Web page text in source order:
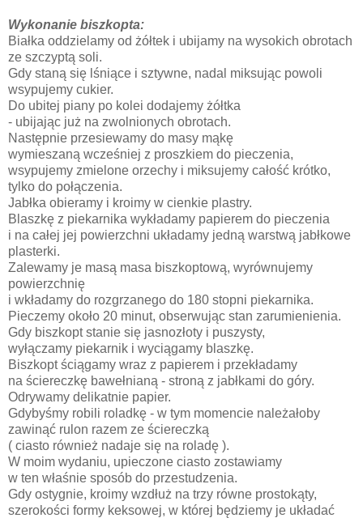
Wykonanie biszkopta:
Białka oddzielamy od żółtek i ubijamy na wysokich obrotach
ze szczyptą soli.
Gdy staną się lśniące i sztywne, nadal miksując powoli
wsypujemy cukier.
Do ubitej piany po kolei dodajemy żółtka
- ubijając już na zwolnionych obrotach.
Następnie przesiewamy do masy mąkę
wymieszaną wcześniej z proszkiem do pieczenia,
wsypujemy zmielone orzechy i miksujemy całość krótko,
tylko do połączenia.
Jabłka obieramy i kroimy w cienkie plastry.
Blaszkę z piekarnika wykładamy papierem do pieczenia
i na całej jej powierzchni układamy jedną warstwą jabłkowe
plasterki.
Zalewamy je masą masa biszkoptową, wyrównujemy
powierzchnię
i wkładamy do rozgrzanego do 180 stopni piekarnika.
Pieczemy około 20 minut, obserwując stan zarumienienia.
Gdy biszkopt stanie się jasnozłoty i puszysty,
wyłączamy piekarnik i wyciągamy blaszkę.
Biszkopt ściągamy wraz z papierem i przekładamy
na ściereczkę bawełnianą - stroną z jabłkami do góry.
Odrywamy delikatnie papier.
Gdybyśmy robili roladkę - w tym momencie należałoby
zawinąć rulon razem ze ściereczką
( ciasto również nadaje się na roladę ).
W moim wydaniu, upieczone ciasto zostawiamy
w ten właśnie sposób do przestudzenia.
Gdy ostygnie, kroimy wzdłuż na trzy równe prostokąty,
szerokości formy keksowej, w której będziemy je układać